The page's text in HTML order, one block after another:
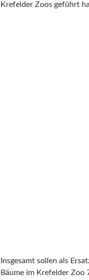
Krefelder Zoos geführt
Insgesamt sollen als
Bäume im Krefelder Zoo